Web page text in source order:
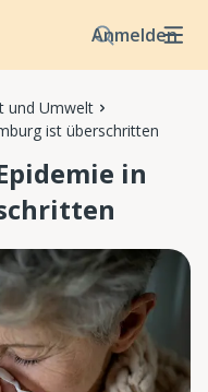
Anmelden
und Umwelt
ist überschritten
in